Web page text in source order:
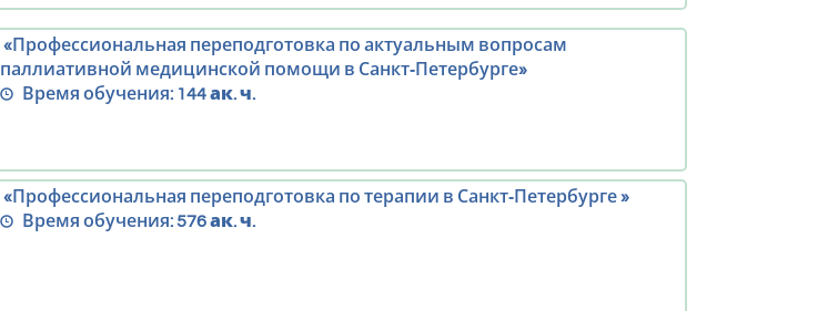
«Профессиональная переподготовка по актуальным вопросам
паллиативной медицинской помощи в Санкт‑Петербурге»
Время обучения: 144 ак. ч.
«Профессиональная переподготовка по терапии в Санкт‑Петербурге »
Время обучения:576 ак. ч.